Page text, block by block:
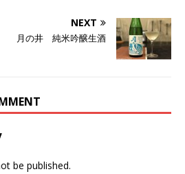
NEXT
月の井 純米吟醸生酒
be published.